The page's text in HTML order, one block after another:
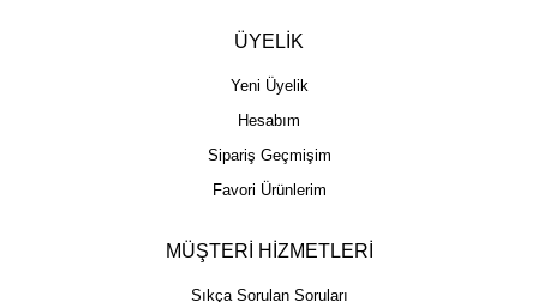
ÜYELİK
Yeni Üyelik
Hesabım
Sipariş Geçmişim
Favori Ürünlerim
MÜŞTERİ HİZMETLERİ
Sıkça Sorulan Soruları